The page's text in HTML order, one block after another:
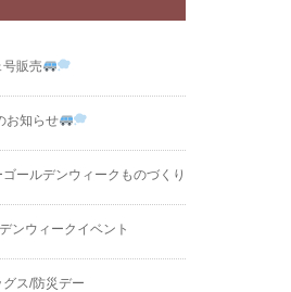
号販売
お知らせ
ールデンウィークものづくり
ンウィークイベント
ス/防災デー